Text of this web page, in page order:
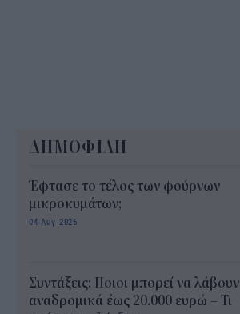
ΔΗΜΟΦΙΛΗ
Έφτασε το τέλος των φούρνων
μικροκυμάτων;
04 Αυγ 2026
Συντάξεις: Ποιοι μπορεί να λάβουν
αναδρομικά έως 20.000 ευρώ – Τι